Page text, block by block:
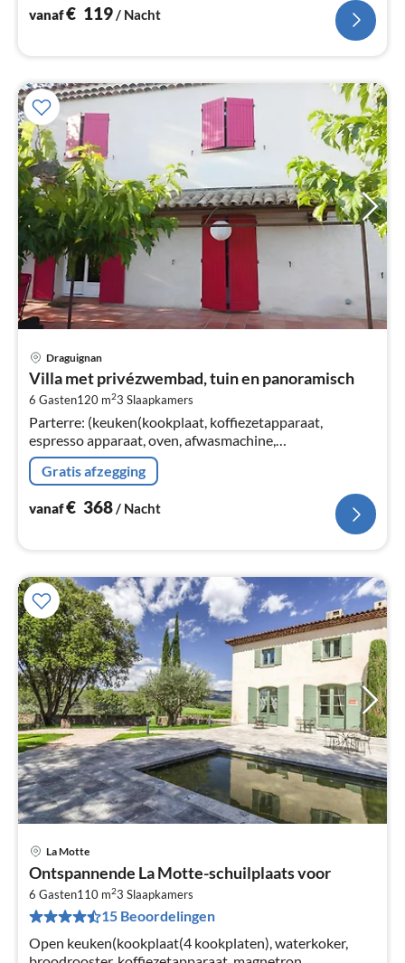
vanaf€ 119/ Nacht
Draguignan
Villa met privézwembad, tuin en panoramisch
6 Gasten120 m23 Slaapkamers
Parterre: (keuken(kookplaat, koffiezetapparaat,
espresso apparaat, oven, afwasmachine,
koel-/vriescombinatie, ), woon/eetkamer(TV, zithoek)
Gratis afzegging
vanaf€ 368/ Nacht
La Motte
Ontspannende La Motte-schuilplaats voor
6 Gasten110 m23 Slaapkamers
15 Beoordelingen
Open keuken(kookplaat(4 kookplaten), waterkoker,